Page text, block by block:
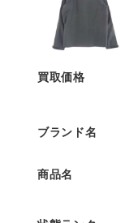
買取価格
ブランド名
商品名